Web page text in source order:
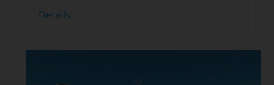
Details